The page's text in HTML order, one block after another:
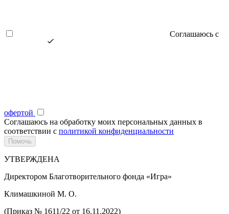
Соглашаюсь с
офертой
Соглашаюсь на обработку моих персональных данных в
соответствии с политикой конфиденциальности
УТВЕРЖДЕНА
Директором Благотворительного фонда «Игра»
Климашкиной М. О.
(Приказ № 1611/22 от 16.11.2022)